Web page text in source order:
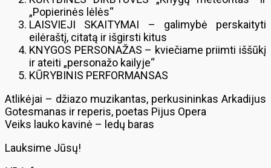
„Popierinės lėlės“
LAISVIEJI SKAITYMAI – galimybė perskaityti
eilėraštį, citatą ir išgirsti kitus
KNYGOS PERSONAŽAS – kviečiame priimti iššūkį
ir ateiti „personažo kailyje“
KŪRYBINIS PERFORMANSAS
Atlikėjai – džiazo muzikantas, perkusininkas Arkadijus
Gotesmanas ir reperis, poetas Pijus Opera
Veiks lauko kavinė – ledų baras
Lauksime Jūsų!